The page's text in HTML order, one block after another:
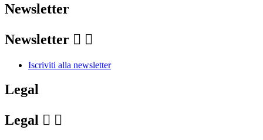
Newsletter
Newsletter  
Iscriviti alla newsletter
Legal
Legal  